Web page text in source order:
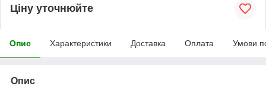
Ціну уточнюйте
Опис Характеристики Доставка Оплата Умови
Опис